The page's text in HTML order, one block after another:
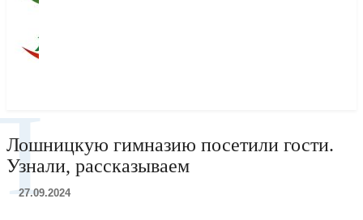
Лошницкую гимназию посетили гости.
Узнали, рассказываем
27.09.2024